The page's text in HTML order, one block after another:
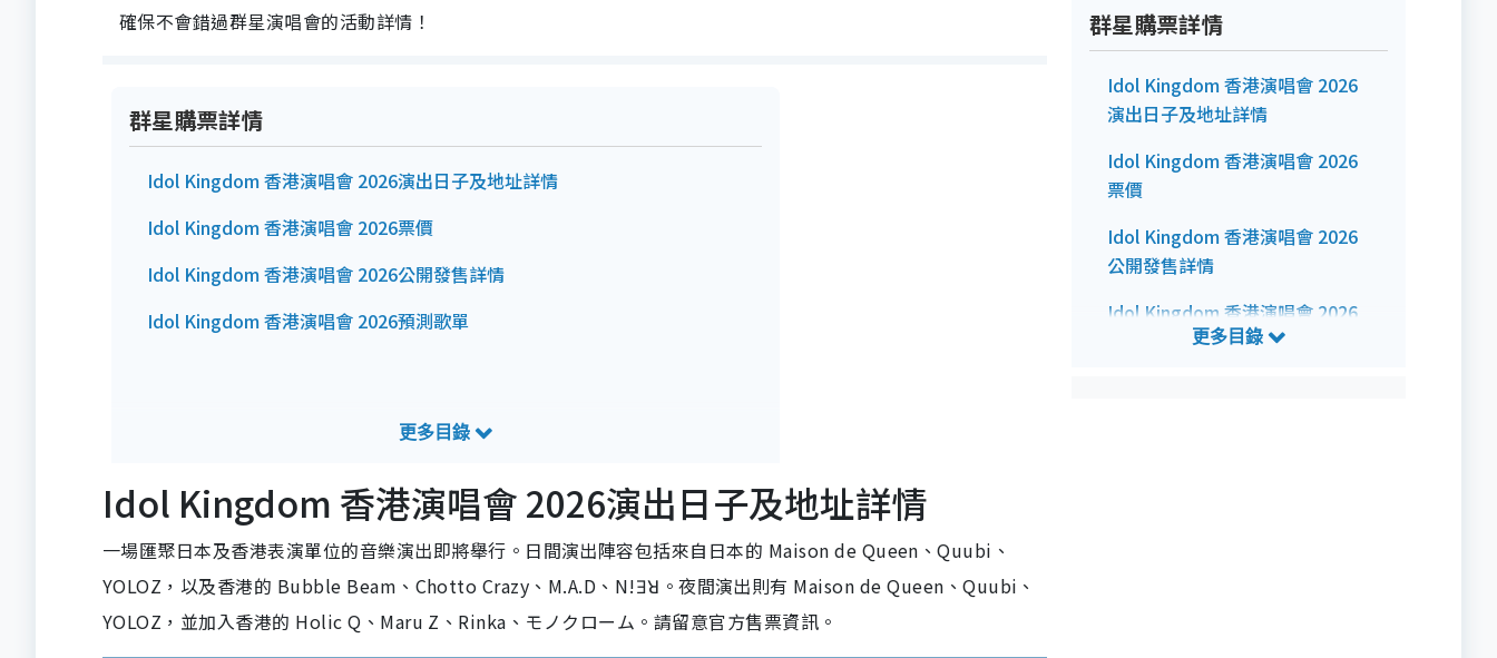
確保不會錯過群星演唱會的活動詳情！
群星購票詳情
Idol Kingdom 香港演唱會 2026演出日子及地址詳情
Idol Kingdom 香港演唱會 2026票價
Idol Kingdom 香港演唱會 2026公開發售詳情
Idol Kingdom 香港演唱會 2026預測歌單
Idol Kingdom 香港演唱會 2026演出日子及地址詳情
一場匯聚日本及香港表演單位的音樂演出即將舉行。日間演出陣容包括來自日本的 Maison de Queen、Quubi、
YOLOZ，以及香港的 Bubble Beam、Chotto Crazy、M.A.D、N!Ǝꓤ。夜間演出則有 Maison de Queen、Quubi、
YOLOZ，並加入香港的 Holic Q、Maru Z、Rinka、モノクローム。請留意官方售票資訊。
群星購票詳情
Idol Kingdom 香港演唱會 2026
演出日子及地址詳情
Idol Kingdom 香港演唱會 2026
票價
Idol Kingdom 香港演唱會 2026
公開發售詳情
Idol Kingdom 香港演唱會 2026